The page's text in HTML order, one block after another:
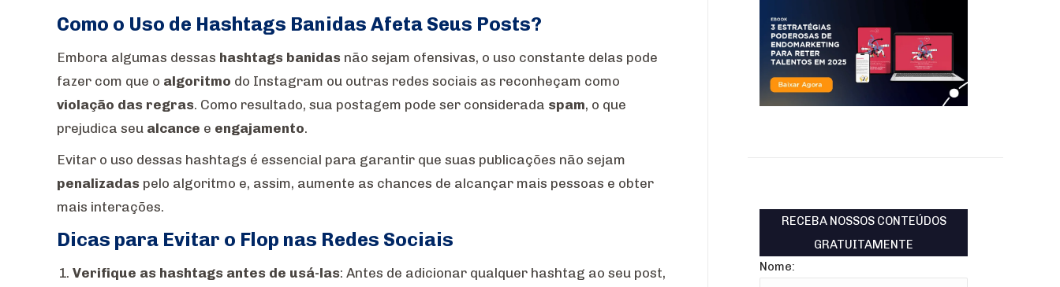
Como o Uso de Hashtags Banidas Afeta Seus Posts?
Embora algumas dessas hashtags banidas não sejam ofensivas, o uso constante delas pode
fazer com que o algoritmo do Instagram ou outras redes sociais as reconheçam como
violação das regras. Como resultado, sua postagem pode ser considerada spam, o que
prejudica seu alcance e engajamento.
Evitar o uso dessas hashtags é essencial para garantir que suas publicações não sejam
penalizadas pelo algoritmo e, assim, aumente as chances de alcançar mais pessoas e obter
mais interações.
Dicas para Evitar o Flop nas Redes Sociais
Verifique as hashtags antes de usá-las: Antes de adicionar qualquer hashtag ao seu post,
RECEBA NOSSOS CONTEÚDOS
GRATUITAMENTE
Nome: